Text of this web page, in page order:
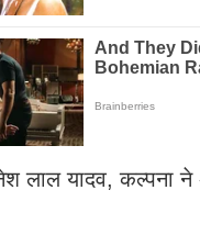
लाल यादव, कल्पना